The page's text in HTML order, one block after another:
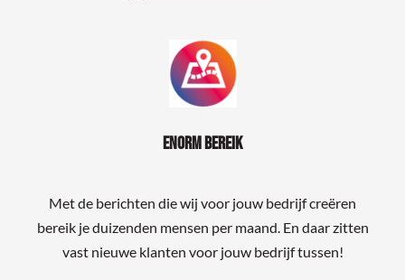
Enorm bereik
Met de berichten die wij voor jouw bedrijf creëren
bereik je duizenden mensen per maand. En daar zitten
vast nieuwe klanten voor jouw bedrijf tussen!